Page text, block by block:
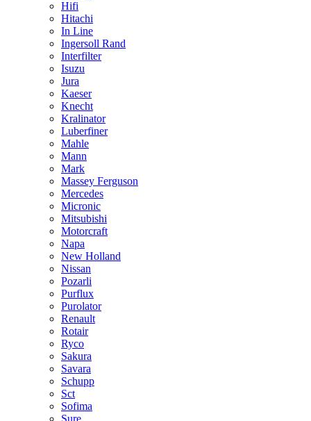
Hifi
Hitachi
In Line
Ingersoll Rand
Interfilter
Isuzu
Jura
Kaeser
Knecht
Kralinator
Luberfiner
Mahle
Mann
Mark
Massey Ferguson
Mercedes
Micronic
Mitsubishi
Motorcraft
Napa
New Holland
Nissan
Pozarli
Purflux
Purolator
Renault
Rotair
Ryco
Sakura
Savara
Schupp
Sct
Sofima
Sure